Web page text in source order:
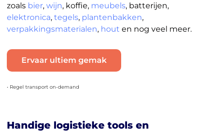
zoals bier, wijn, koffie, meubels, batterijen,
elektronica, tegels, plantenbakken,
verpakkingsmaterialen, hout en nog veel meer.
Ervaar ultiem gemak
• Regel transport on-demand
Handige logistieke tools en